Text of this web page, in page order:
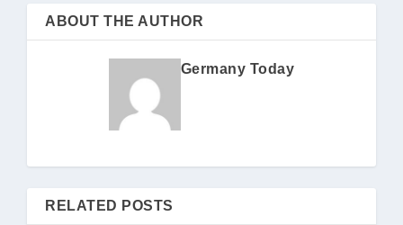
ABOUT THE AUTHOR
Germany Today
RELATED POSTS